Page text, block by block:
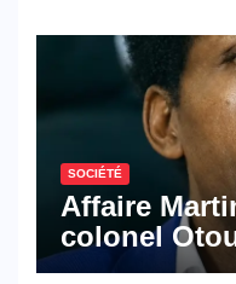
SOCIÉTÉ
Affaire
colonel
croisé des